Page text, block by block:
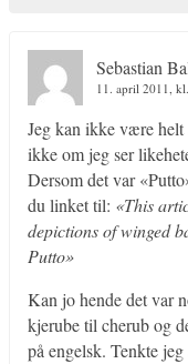
Sebastian
11. april 2011,
Jeg kan ikke være helt
ikke om jeg ser
Dersom det var
du linket til: «This
depictions of winged
Putto»
Kan jo hende det var
kjerube til cherub og
på engelsk. Tenkte